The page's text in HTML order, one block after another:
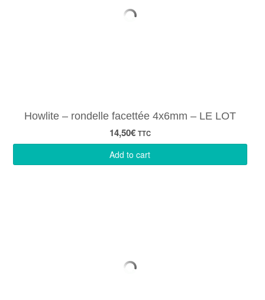
Howlite – rondelle facettée 4x6mm – LE LOT
14,50€ TTC
Add to cart